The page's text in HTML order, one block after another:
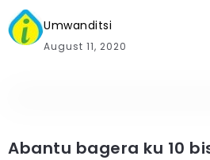
Umwanditsi
August 11, 2020
Abantu bagera ku 10